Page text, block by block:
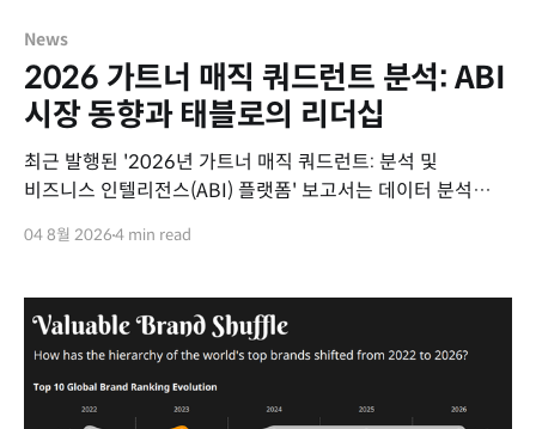
News
2026 가트너 매직 쿼드런트 분석: ABI
시장 동향과 태블로의 리더십
최근 발행된 '2026년 가트너 매직 쿼드런트: 분석 및
비즈니스 인텔리전스(ABI) 플랫폼' 보고서는 데이터 분석
이번 보고서를 통해 ABI 시장의 변화 흐름과 세일즈포스
ABI 플랫폼 시장 주요 동향 데이터 분석 시장은 에이전틱
04 8월 20264 min read